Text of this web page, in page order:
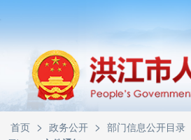
首页 > 政务公开 > 部门信息公开目录